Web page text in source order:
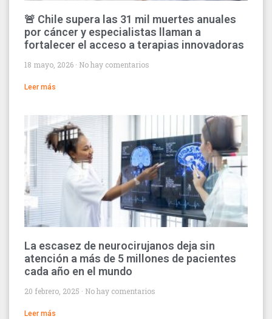
🚨 Chile supera las 31 mil muertes anuales
por cáncer y especialistas llaman a
fortalecer el acceso a terapias innovadoras
18 mayo, 2026 No hay comentarios
Leer más
La escasez de neurocirujanos deja sin
atención a más de 5 millones de pacientes
cada año en el mundo
20 febrero, 2025 No hay comentarios
Leer más